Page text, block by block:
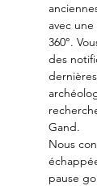
avec
360°.
des
Gand.
Nous
pause